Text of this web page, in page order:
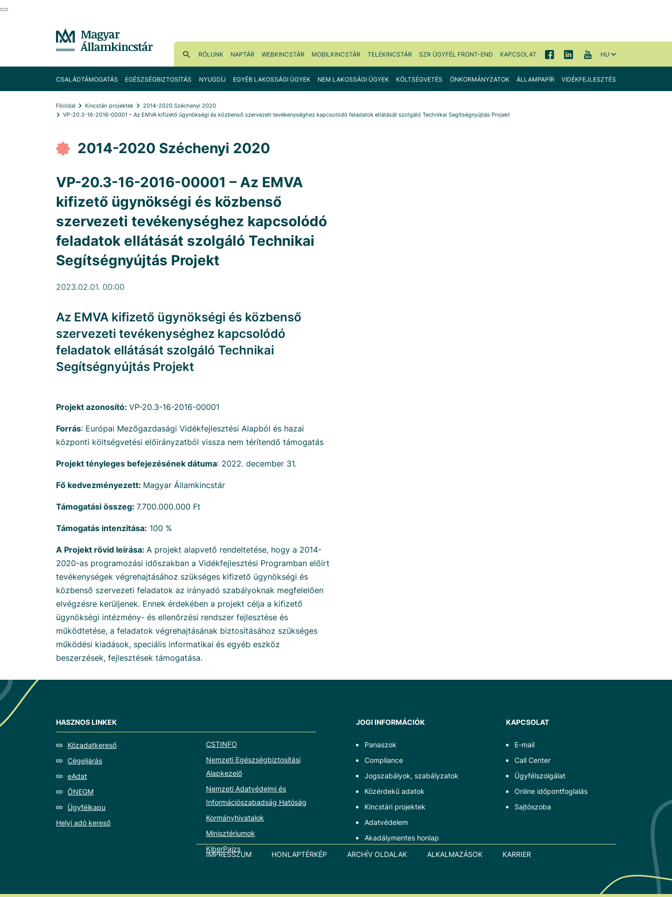
RÓLUNK NAPTÁR WEBKINCSTÁR MOBILKINCSTÁR TELEKINCSTÁR SZR ÜGYFÉL FRONT-END KAPCSOLAT HU
CSALÁDTÁMOGATÁS EGÉSZSÉGBIZTOSÍTÁS NYUGDÍJ EGYÉB LAKOSSÁGI ÜGYEK NEM LAKOSSÁGI ÜGYEK KÖLTSÉGVETÉS ÖNKORMÁNYZATOK ÁLLAMPAPÍR VIDÉKFEJLESZTÉS
Főoldal Kincstári projektek
2014-2020 Széchenyi 2020
VP-20.3-16-2016-00001 – Az EMVA kifizető ügynökségi és közbenső szervezeti tevékenységhez kapcsolódó feladatok ellátását szolgáló Technikai Segítségnyújtás Projekt
2014-2020 Széchenyi 2020
VP-20.3-16-2016-00001 – Az EMVA
kifizető ügynökségi és közbenső
szervezeti tevékenységhez kapcsolódó
feladatok ellátását szolgáló Technikai
Segítségnyújtás Projekt
2023.02.01. 00:00
Az EMVA kifizető ügynökségi és közbenső
szervezeti tevékenységhez kapcsolódó
feladatok ellátását szolgáló Technikai
Segítségnyújtás Projekt
Projekt azonosító: VP-20.3-16-2016-00001
Forrás: Európai Mezőgazdasági Vidékfejlesztési Alapból és hazai
központi költségvetési előirányzatból vissza nem térítendő támogatás
Projekt tényleges befejezésének dátuma: 2022. december 31.
Fő kedvezményezett: Magyar Államkincstár
Támogatási összeg: 7.700.000.000 Ft
Támogatás intenzitása: 100 %
A Projekt rövid leírása: A projekt alapvető rendeltetése, hogy a 2014-
2020-as programozási időszakban a Vidékfejlesztési Programban előírt
tevékenységek végrehajtásához szükséges kifizető ügynökségi és
közbenső szervezeti feladatok az irányadó szabályoknak megfelelően
elvégzésre kerüljenek. Ennek érdekében a projekt célja a kifizető
ügynökségi intézmény- és ellenőrzési rendszer fejlesztése és
működtetése, a feladatok végrehajtásának biztosításához szükséges
működési kiadások, speciális informatikai és egyéb eszköz
beszerzések, fejlesztések támogatása.
HASZNOS LINKEK
Közadatkereső
Cégeljárás
eAdat
ÖNEGM
Ügyfélkapu
Helyi adó kereső
CSTINFO
Nemzeti Egészségbiztosítási
Alapkezelő
Nemzeti Adatvédelmi és
Információszabadság Hatóság
Kormányhivatalok
Minisztériumok
KiberPajzs
JOGI INFORMÁCIÓK
Panaszok
Compliance
Jogszabályok, szabályzatok
Közérdekű adatok
Kincstári projektek
Adatvédelem
Akadálymentes honlap
KAPCSOLAT
E-mail
Call Center
Ügyfélszolgálat
Online időpontfoglalás
Sajtószoba
IMPRESSZUM HONLAPTÉRKÉP ARCHÍV OLDALAK ALKALMAZÁSOK KARRIER